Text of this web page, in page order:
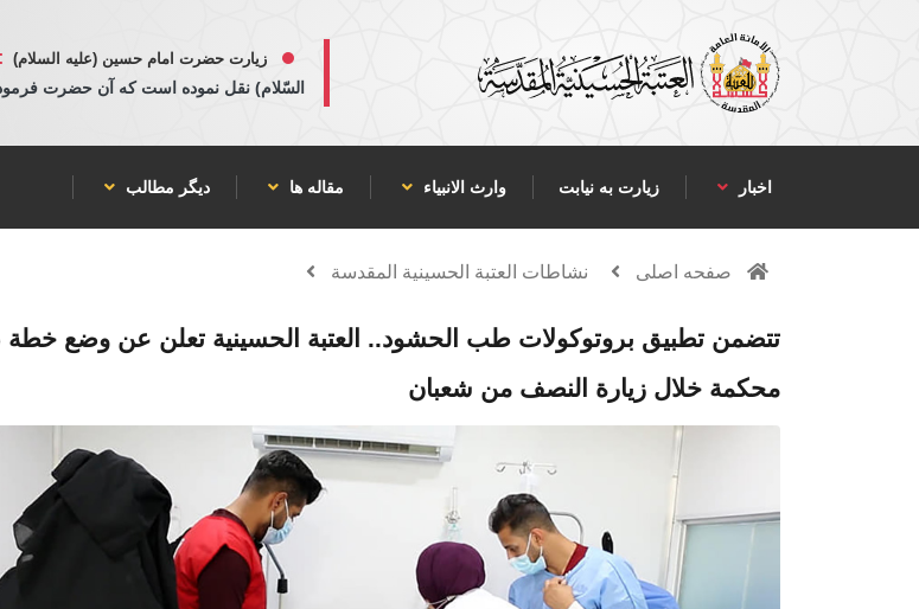
زیارت حضرت امام حسین (علیه السلام) :
السّلام) نقل نموده است كه آن حضرت
اخبار زیارت به نیابت وارث الانبياء مقاله ها دیگر مطالب
صفحه اصلی نشاطات العتبة الحسينية المقدسة
تتضمن تطبيق بروتوكولات طب الحشود.. العتبة الحسينية تعلن عن وضع
محكمة خلال زيارة النصف من شعبان